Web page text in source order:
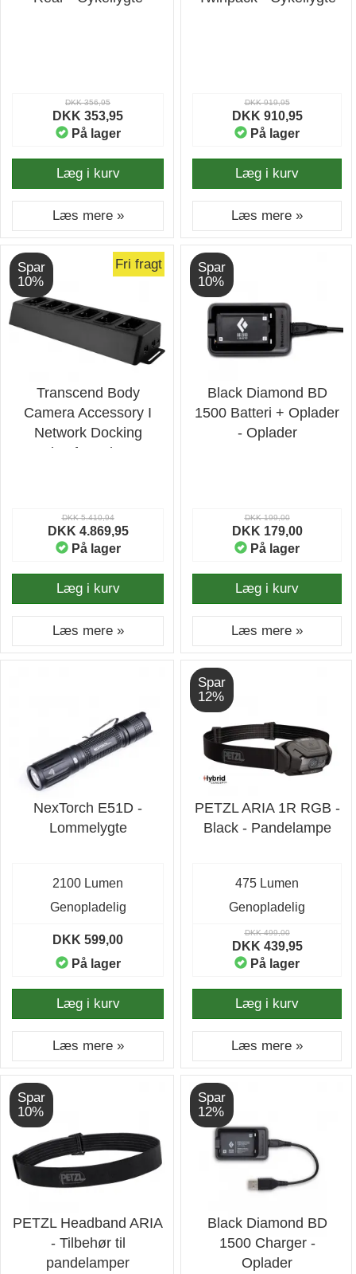
DKK 356,95
DKK 353,95
På lager
Læg i kurv
Læs mere »
DKK 919,95
DKK 910,95
På lager
Læg i kurv
Læs mere »
Spar
10%
Fri fragt
Transcend Body
Camera Accessory I
Network Docking
Station for DrivePro
DKK 5.410,94
DKK 4.869,95
På lager
Læg i kurv
Læs mere »
Spar
10%
Black Diamond BD
1500 Batteri + Oplader
- Oplader
DKK 199,00
DKK 179,00
På lager
Læg i kurv
Læs mere »
NexTorch E51D -
Lommelygte
2100 Lumen
Genopladelig
DKK 599,00
På lager
Læg i kurv
Læs mere »
Spar
12%
PETZL ARIA 1R RGB -
Black - Pandelampe
475 Lumen
Genopladelig
DKK 499,00
DKK 439,95
På lager
Læg i kurv
Læs mere »
Spar
10%
PETZL Headband ARIA
- Tilbehør til
pandelamper
Spar
12%
Black Diamond BD
1500 Charger -
Oplader